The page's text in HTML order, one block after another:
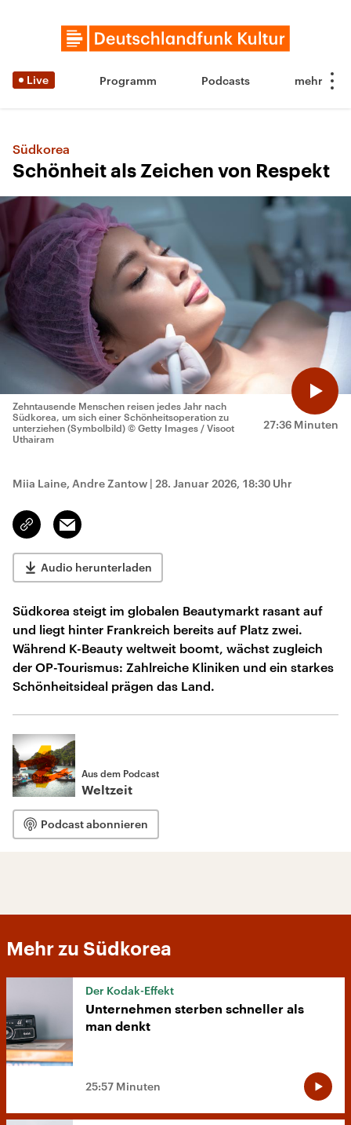
Live Programm Podcasts
Südkorea
Schönheit als Zeichen von Respekt
27:36 Minuten
Zehntausende Menschen reisen jedes Jahr nach
Südkorea, um sich einer Schönheitsoperation zu
unterziehen (Symbolbild) © Getty Images / Visoot
Uthairam
Miia Laine, Andre Zantow | 28. Januar 2026, 18:30 Uhr
Link
kopieren/teilen
Email
Audio herunterladen
Südkorea steigt im globalen Beautymarkt rasant auf
und liegt hinter Frankreich bereits auf Platz zwei.
Während K-Beauty weltweit boomt, wächst zugleich
der OP-Tourismus: Zahlreiche Kliniken und ein starkes
Schönheitsideal prägen das Land.
Aus dem Podcast
Weltzeit
Podcast abonnieren
Mehr zu Südkorea
Der Kodak-Effekt
Unternehmen sterben schneller als
man denkt
25:57 Minuten